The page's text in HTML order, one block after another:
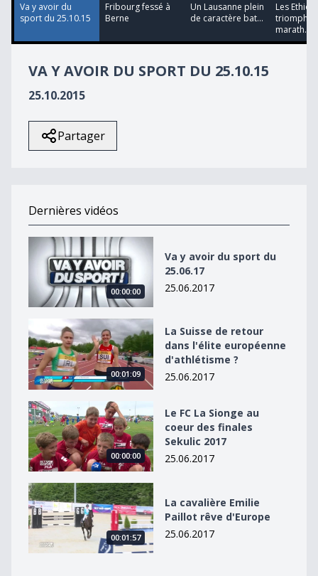
25
seconds
Va y avoir du
sport du 25.10.15
Fribourg fessé à
Berne
Un Lausanne plein
de caractère bat...
Les
marath...
VA Y AVOIR DU SPORT DU 25.10.15
25.10.2015
Partager
Dernières vidéos
Va y avoir du sport du 25.06.17
00:00:00
Va y avoir du sport du
25.06.17
25.06.2017
La Suisse de retour dans l&#039;élite européenne
00:01:09
La Suisse de retour
dans l'élite européenne
d'athlétisme ?
25.06.2017
Le FC La Sionge au coeur des finales Sekulic 2017
00:00:00
Le FC La Sionge au
coeur des finales
Sekulic 2017
25.06.2017
La cavalière Emilie Paillot rêve d&#039;Europe
00:01:57
La cavalière Emilie
Paillot rêve d'Europe
25.06.2017